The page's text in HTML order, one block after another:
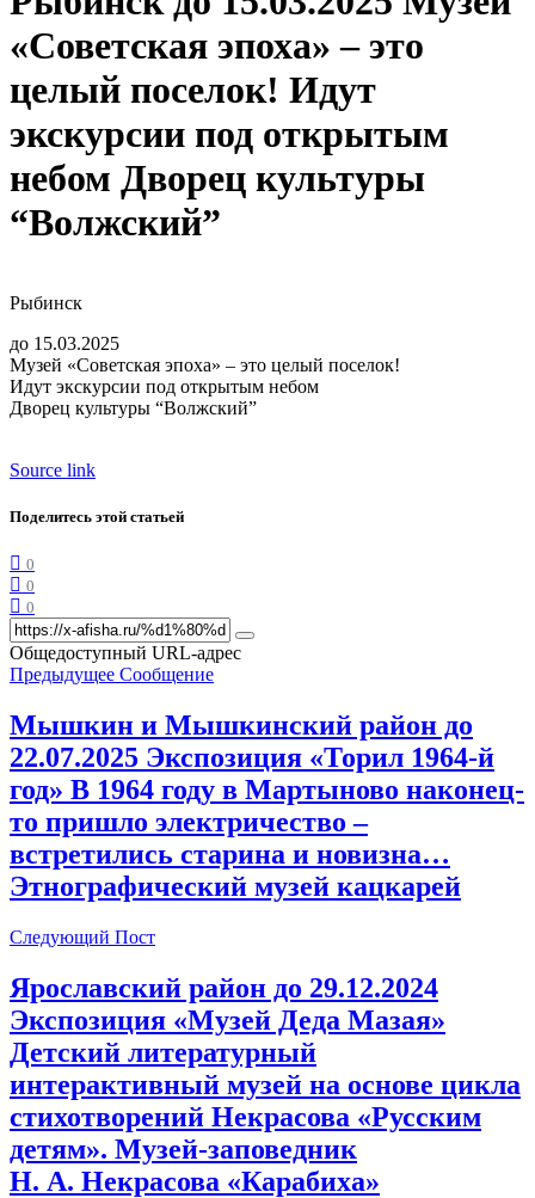
«Советская эпоха» – это
целый поселок! Идут
экскурсии под открытым
небом Дворец культуры
“Волжский”
Рыбинск
до 15.03.2025
Музей «Советская эпоха» – это целый поселок!
Идут экскурсии под открытым небом
Дворец культуры “Волжский”
Source link
Поделитесь этой статьей
0
0
0
Общедоступный URL-адрес
Предыдущее Сообщение
Мышкин и Мышкинский район до
22.07.2025 Экспозиция «Торил 1964-й
год» В 1964 году в Мартыново наконец-
то пришло электричество –
встретились старина и новизна…
Этнографический музей кацкарей
Следующий Пост
Ярославский район до 29.12.2024
Экспозиция «Музей Деда Мазая»
Детский литературный
интерактивный музей на основе цикла
стихотворений Некрасова «Русским
детям». Музей-заповедник
Н. А. Некрасова «Карабиха»